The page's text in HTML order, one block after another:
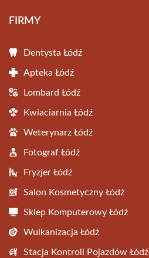
FIRMY
Dentysta Łódź
Apteka Łódź
Lombard Łódź
Kwiaciarnia Łódź
Weterynarz Łódź
Fotograf Łódź
Fryzjer Łódź
Salon Kosmetyczny Łódź
Sklep Komputerowy Łódź
Wulkanizacja Łódź
Stacja Kontroli Pojazdów Łódź